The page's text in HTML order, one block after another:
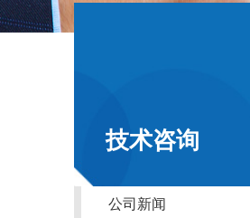
技术咨询
公司新闻